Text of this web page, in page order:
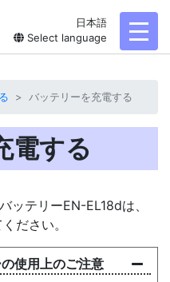
日本語
Select language
バッテリーを充電する
電する
ッテリーEN-EL18dは、
ださい。
使用上のご注意